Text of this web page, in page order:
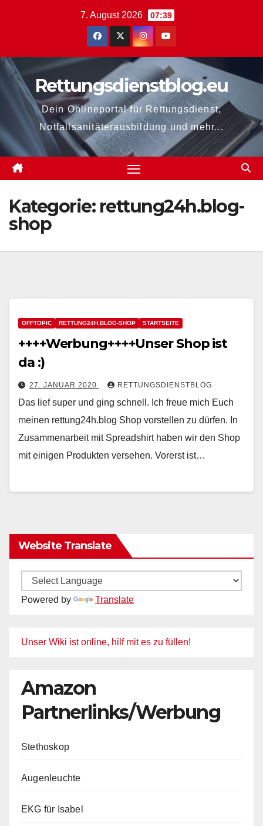
7. August 2026 07:39
Rettungsdienstblog.eu
Dein Onlineportal für Rettungsdienst,
Notfallsanitäterausbildung und mehr...
Kategorie: rettung24h.blog-
shop
OFFTOPIC RETTUNG24H.BLOG-SHOP STARTSEITE
++++Werbung++++Unser Shop ist
da :)
27. JANUAR 2020 RETTUNGSDIENSTBLOG
Das lief super und ging schnell. Ich freue mich Euch
meinen rettung24h.blog Shop vorstellen zu dürfen. In
Zusammenarbeit mit Spreadshirt haben wir den Shop
mit einigen Produkten versehen. Vorerst ist…
Website Translate
Powered by Translate
Unser Wiki ist online, hilf mit es zu füllen!
Amazon
Partnerlinks/Werbung
Stethoskop
Augenleuchte
EKG für Isabel